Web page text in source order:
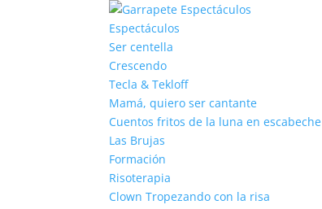
Espectáculos
Ser centella
Crescendo
Tecla & Tekloff
Mamá, quiero ser cantante
Cuentos fritos de la luna en escabeche
Las Brujas
Formación
Risoterapia
Clown Tropezando con la risa